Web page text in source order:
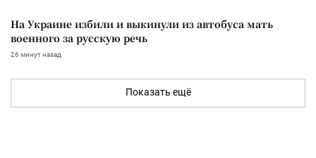
На Украине избили и выкинули из автобуса мать
военного за русскую речь
26 минут назад
Показать ещё